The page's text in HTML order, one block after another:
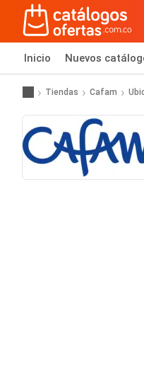
Inicio Nuevos
Tiendas Cafam